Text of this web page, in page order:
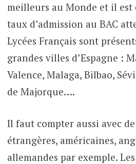
meilleurs au Monde et il est
taux d’admission au BAC
Lycées Français sont
grandes villes d’Espagne :
Valence, Malaga, Bilbao,
de Majorque….
Il faut compter aussi avec
étrangères, américaines,
allemandes par exemple.